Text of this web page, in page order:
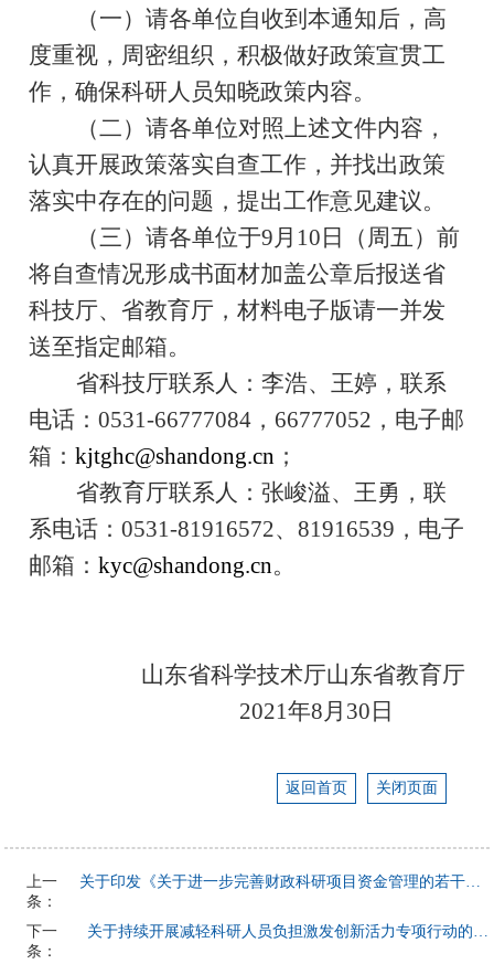
（一）请各单位自收到本通知后，高
度重视，周密组织，积极做好政策宣贯工
作，确保科研人员知晓政策内容。
（二）请各单位对照上述文件内容，
认真开展政策落实自查工作，并找出政策
落实中存在的问题，提出工作意见建议。
（三）请各单位于9月 10 日（周五）前
将自查情况形成书面材加盖公章后报送省
科技厅、省教育厅，材料电子版请一并发
送至指定邮箱。
省科技厅联系人：李浩、王婷，联系
电话：0531-66777084 ， 66777052 ，电子邮
箱：kjtghc@shandong.cn ；
省教育厅联系人：张峻溢、王勇，联
系电话：0531-81916572、81916539 ，电子
邮箱：kyc@shandong.cn。
山东省科学技术厅山东省教育厅
2021年8月 30日
返回首页 关闭页面
上一
条：
下一
条：